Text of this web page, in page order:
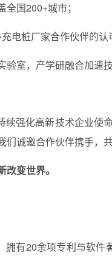
国200+城市；
电桩厂家合作伙伴的认
室，产学研融合加速技
强化高新技术企业使
诚邀合作伙伴携手，
变世界。
有20余项专利与软